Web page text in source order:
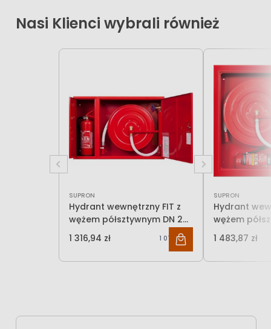
Nasi Klienci wybrali również
SUPRON
Hydrant wewnętrzny FIT z
wężem półsztywnym DN 25
z gaśnicą obok zwijadła
1 316,94 zł 1 070,68 zł
SUPRON
Hydrant
wężem
z gaśnicą
1 483,87 zł